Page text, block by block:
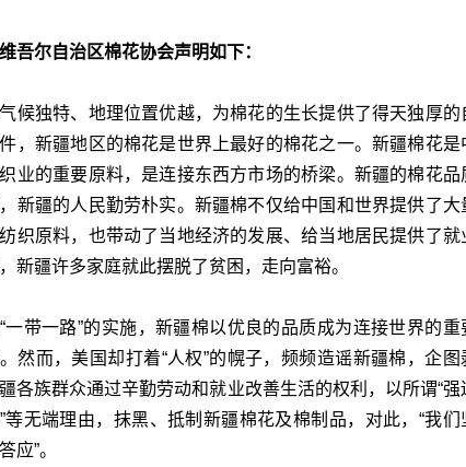
吾尔自治区棉花协会声明如下：
候独特、地理位置优越，为棉花的生长提供了得天独厚的
，新疆地区的棉花是世界上最好的棉花之一。新疆棉花是
业的重要原料，是连接东西方市场的桥梁。新疆的棉花品
，新疆的人民勤劳朴实。新疆棉不仅给中国和世界提供了大
织原料，也带动了当地经济的发展、给当地居民提供了就
新疆许多家庭就此摆脱了贫困，走向富裕。
一带一路”的实施，新疆棉以优良的品质成为连接世界的重
然而，美国却打着“人权”的幌子，频频造谣新疆棉，企图
各族群众通过辛勤劳动和就业改善生活的权利，以所谓“强
等无端理由，抹黑、抵制新疆棉花及棉制品，对此，“我们
应”。